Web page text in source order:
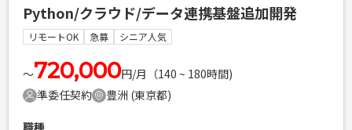
築など、 先端技術を活用したプロジェクトへの参画を予定し
ております。 【担当工程】 設計書作成、実装（Python）、テ
スト（テストケース作成・実施）、コードレビュー 【開発環
境】 言語：Python クラウド：Google Cloud
必須スキル
Python/クラウド/データ連携基盤追加開発
リモートOK 急募 シニア人気
〜720,000円/月（140 ~ 180時間)
準委任契約
豊洲 (東京都)